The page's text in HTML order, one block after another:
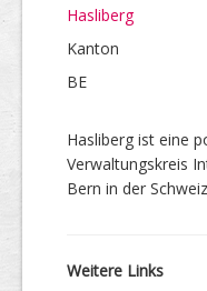
Hasliberg
Kanton
BE
Hasliberg ist eine
Verwaltungskreis
Bern in der
Weitere Links